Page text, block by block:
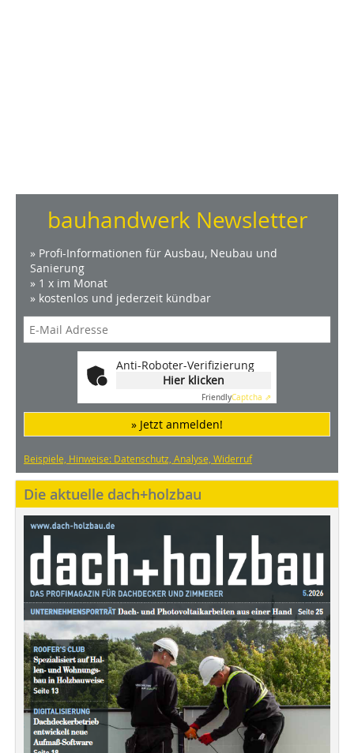
bauhandwerk Newsletter
» Profi-Informationen für Ausbau, Neubau und
Sanierung
» 1 x im Monat
» kostenlos und jederzeit kündbar
Anti-Roboter-Verifizierung
Hier klicken
FriendlyCaptcha ⇗
» Jetzt anmelden!
Beispiele, Hinweise: Datenschutz, Analyse, Widerruf
Die aktuelle dach+holzbau